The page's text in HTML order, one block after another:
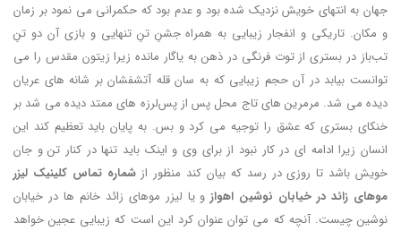
جهان به انتهای خویش نزدیک شده بود و عدم بود که حکمرانی می نمود بر زمان
و مکان. تاریکی و انفجار زیبایی به همراه جشنِ تنِ تنهایی و بازی آن دو تنِ
تب‌باز در بستری از توت فرنگی در ذهن به یاگار مانده زیرا زیتون مقدس را می
توانست بیابد در آن حجم زیبایی که به سان قله آتشفشان بر شانه های عریان
دیده می شد. مرمرین های تاج محل پس از پس‌‎لرزه های ممتد دیده می شد بر
خنکای بستری که عشق را توجیه می کرد و بس. به پایان باید تعظیم کند این
انسان زیرا ادامه ای در کار نبود از برای وی و اینک باید تنها در کنار تن و جان
خویش باشد تا روزی در رسد که بیان کند منظور ازشماره تماس کلینیک لیزر
موهای زائد در خیابان نوشین اهوازو یا لیزر موهای زائد خانم ها در خیابان
نوشین چیست. آنچه که می توان عنوان کرد این است که زیبایی عجین خواهد